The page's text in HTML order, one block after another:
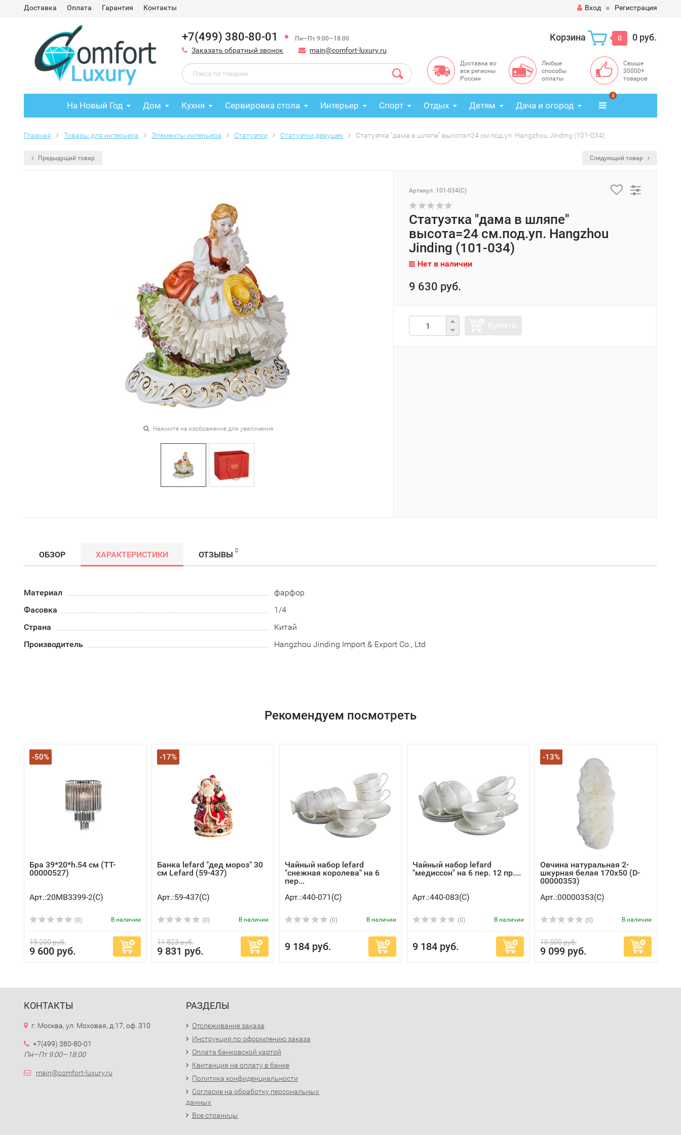
Доставка Оплата Гарантия Контакты Вход Регистрация
+7(499) 380-80-01 Пн—Пт 9:00—18:00
Заказать обратный звонок main@comfort-luxury.ru
Корзина 0 0 руб.
Доставка во
все регионы
России
Любые
способы
оплаты
Свыше
30000+
товаров
На Новый Год Дом Кухня Сервировка стола Интерьер Спорт Отдых Детям Дача и огород
3
Главная Товары для интерьера Элементы интерьера Статуэтки Статуэтки девушек Статуэтка "дама в шляпе" высота=24 см.под.уп. Hangzhou Jinding (101-034)
Предыдущий товар Следующий товар
Нажмите на изображение для увеличения
Артикул: 101-034(C)
Статуэтка "дама в шляпе"
высота=24 см.под.уп. Hangzhou
Jinding (101-034)
Нет в наличии
9 630 руб.
ОБЗОР ХАРАКТЕРИСТИКИ ОТЗЫВЫ 0
Материал
фарфор
Фасовка
1/4
Страна
Китай
Производитель
Hangzhou Jinding Import & Export Co., Ltd
Рекомендуем посмотреть
-50%
Бра 39*20*h.54 см (TT-
00000527)
Арт.:20MB3399-2(C)
(0) В наличии
19 200 руб.
9 600 руб.
-17%
Банка lefard "дед мороз" 30
см Lefard (59-437)
Арт.:59-437(C)
(0) В наличии
11 823 руб.
9 831 руб.
Чайный набор lefard
"снежная королева" на 6
пер...
Арт.:440-071(C)
(0) В наличии
9 184 руб.
Чайный набор lefard
"медиссон" на 6 пер. 12 пр....
Арт.:440-083(C)
(0) В наличии
9 184 руб.
-13%
Овчина натуральная 2-
шкурная белая 170х50 (D-
00000353)
Арт.:00000353(C)
(0) В наличии
10 500 руб.
9 099 руб.
КОНТАКТЫ
г. Москва, ул. Моховая, д.17, оф. 310
+7(499) 380-80-01
Пн—Пт 9:00—18:00
main@comfort-luxury.ru
РАЗДЕЛЫ
Отслеживание заказа
Инструкция по оформлению заказа
Оплата банковской картой
Квитанция на оплату в банке
Политика конфиденциальности
Согласие на обработку персональных
данных
Все страницы